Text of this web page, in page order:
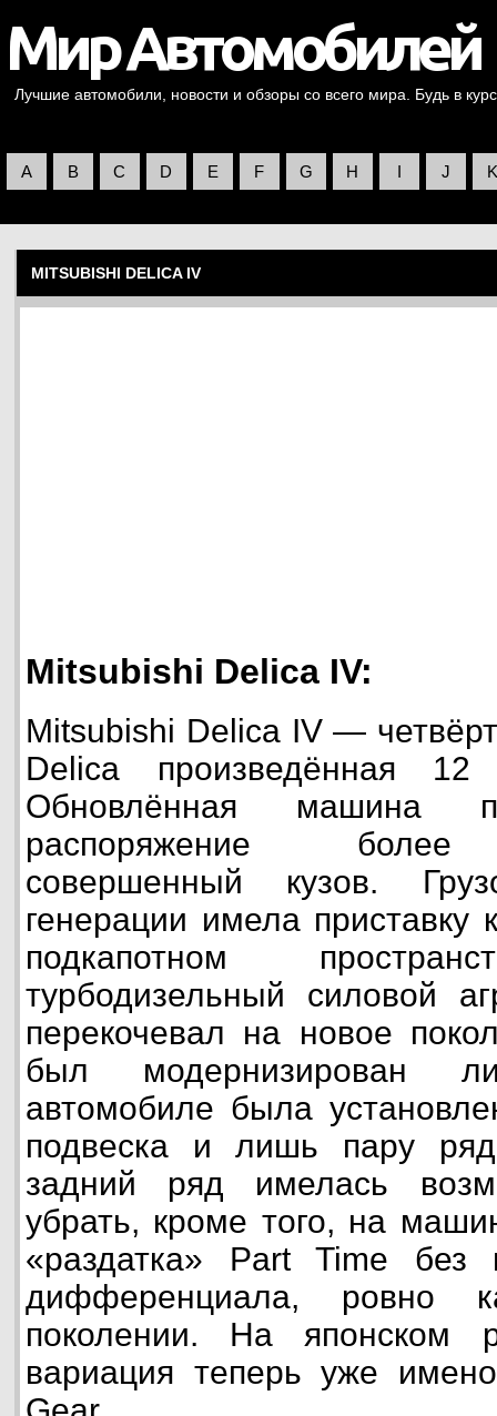
Лучшие автомобили, новости и обзоры со всего мира. Будь в
A B C D E F G H I J K
MITSUBISHI DELICA IV
Mitsubishi Delica IV:
Mitsubishi Delica IV —
Delica произведённая
Обновлённая машина
распоряжение более
совершенный кузов.
генерации имела
подкапотном
турбодизельный силовой
перекочевал на новое
был модернизирован
автомобиле была
подвеска и лишь пару
задний ряд имелась
убрать, кроме того, на
«раздатка» Part Time без
дифференциала, ровно
поколении. На японском
вариация теперь уже